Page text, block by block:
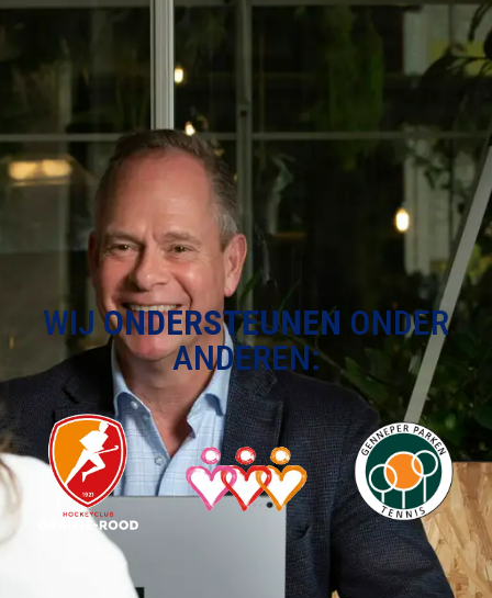
WIJONDERSTEUNEN ONDER
ANDEREN: